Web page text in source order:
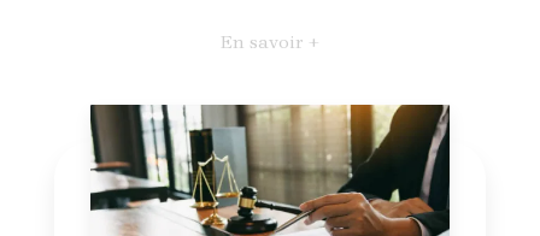
En savoir +